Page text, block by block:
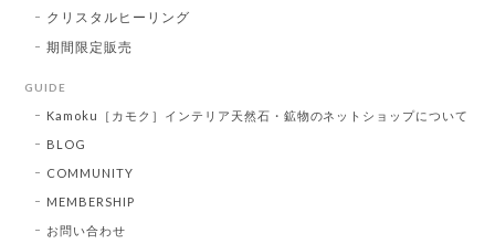
クリスタルヒーリング
期間限定販売
GUIDE
Kamoku［カモク］インテリア天然石・鉱物のネットショップについて
BLOG
COMMUNITY
MEMBERSHIP
お問い合わせ